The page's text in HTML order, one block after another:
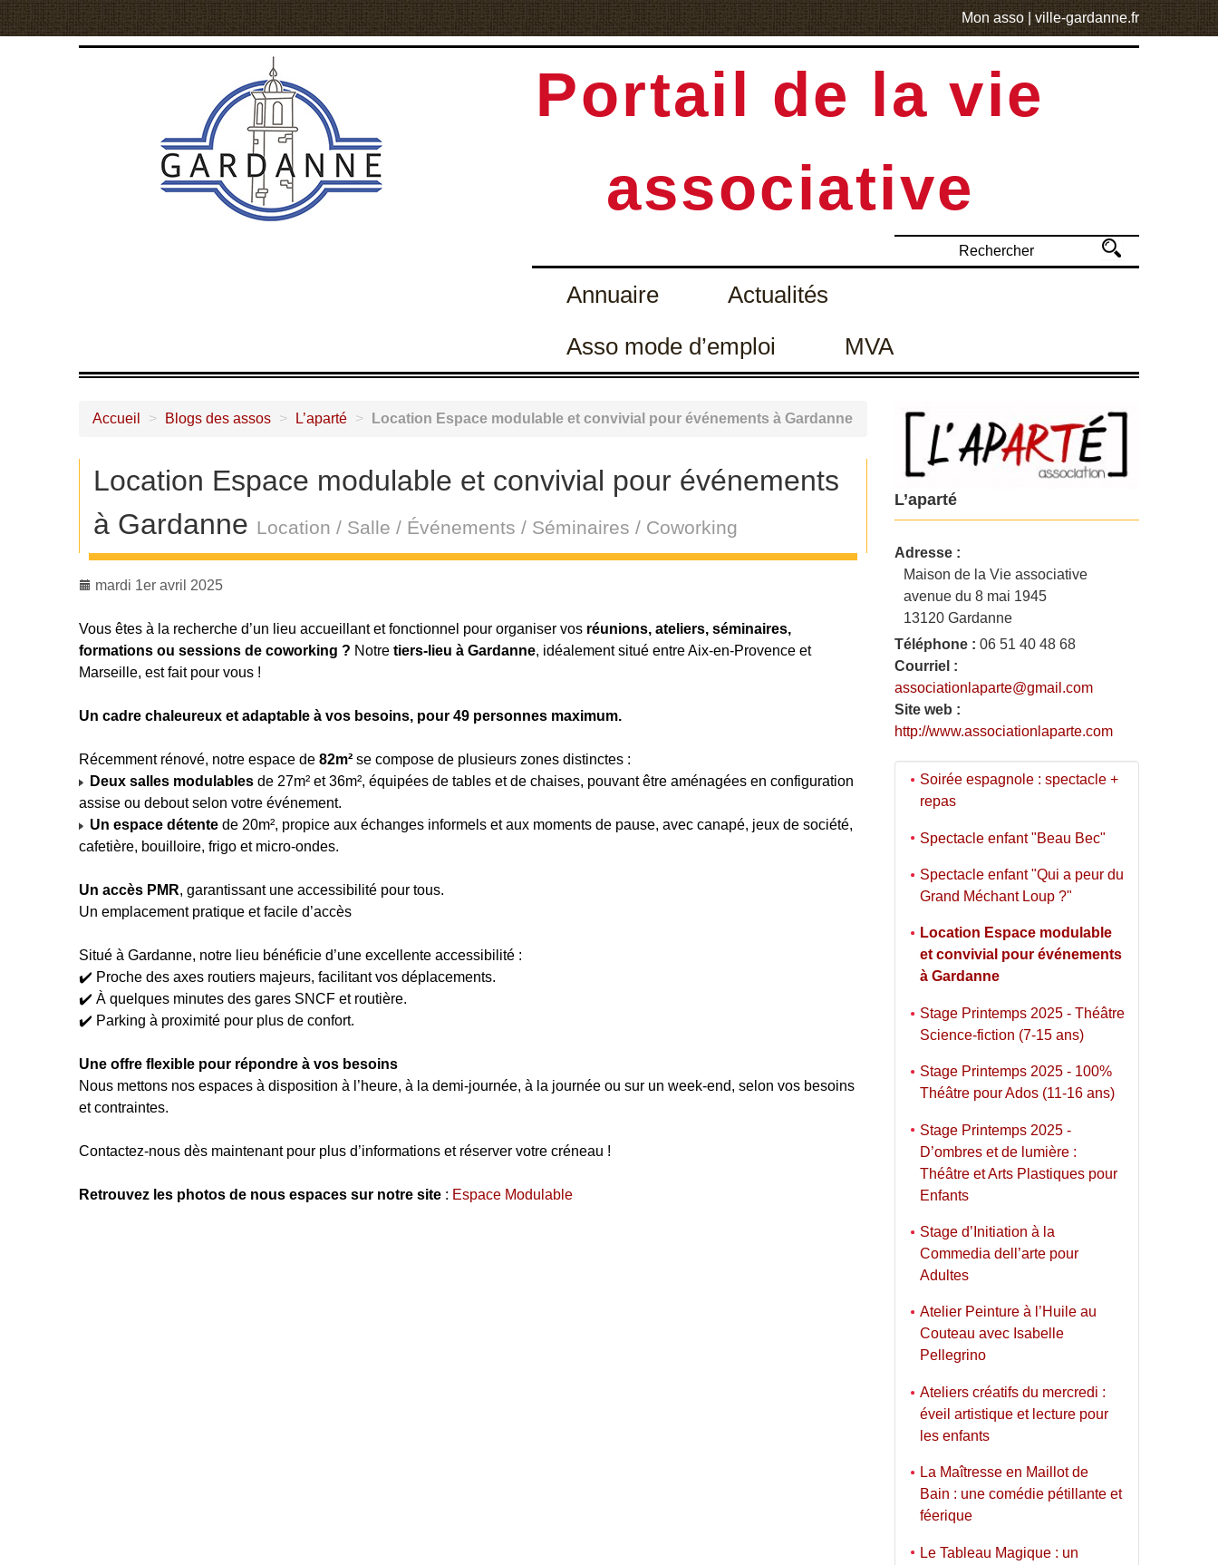
Mon asso| ville-gardanne.fr
Portail de la vie
associative
Annuaire Actualités
Asso mode d’emploi MVA
Accueil > Blogs des assos > L’aparté > Location Espace modulable et convivial pour événements à Gardanne
Location Espace modulable et convivial pour événements
à Gardanne Location / Salle / Événements / Séminaires / Coworking
mardi 1er avril 2025
Vous êtes à la recherche d’un lieu accueillant et fonctionnel pour organiser vos réunions, ateliers, séminaires,
formations ou sessions de coworking ? Notre tiers-lieu à Gardanne, idéalement situé entre Aix-en-Provence et
Marseille, est fait pour vous !
Un cadre chaleureux et adaptable à vos besoins, pour 49 personnes maximum.
Récemment rénové, notre espace de 82m² se compose de plusieurs zones distinctes :
Deux salles modulables de 27m² et 36m², équipées de tables et de chaises, pouvant être aménagées en configuration
assise ou debout selon votre événement.
Un espace détente de 20m², propice aux échanges informels et aux moments de pause, avec canapé, jeux de société,
cafetière, bouilloire, frigo et micro-ondes.
Un accès PMR, garantissant une accessibilité pour tous.
Un emplacement pratique et facile d’accès
Situé à Gardanne, notre lieu bénéficie d’une excellente accessibilité :
✔️ Proche des axes routiers majeurs, facilitant vos déplacements.
✔️ À quelques minutes des gares SNCF et routière.
✔️ Parking à proximité pour plus de confort.
Une offre flexible pour répondre à vos besoins
Nous mettons nos espaces à disposition à l’heure, à la demi-journée, à la journée ou sur un week-end, selon vos besoins
et contraintes.
Contactez-nous dès maintenant pour plus d’informations et réserver votre créneau !
Retrouvez les photos de nous espaces sur notre site : Espace Modulable
L’aparté
Adresse :
Maison de la Vie associative
avenue du 8 mai 1945
13120 Gardanne
Téléphone : 06 51 40 48 68
Courriel :
associationlaparte@gmail.com
Site web :
http://www.associationlaparte.com
Soirée espagnole : spectacle +
repas
Spectacle enfant "Beau Bec"
Spectacle enfant "Qui a peur du
Grand Méchant Loup ?"
Location Espace modulable
et convivial pour événements
à Gardanne
Stage Printemps 2025 - Théâtre
Science-fiction (7-15 ans)
Stage Printemps 2025 - 100%
Théâtre pour Ados (11-16 ans)
Stage Printemps 2025 -
D’ombres et de lumière :
Théâtre et Arts Plastiques pour
Enfants
Stage d’Initiation à la
Commedia dell’arte pour
Adultes
Atelier Peinture à l’Huile au
Couteau avec Isabelle
Pellegrino
Ateliers créatifs du mercredi :
éveil artistique et lecture pour
les enfants
La Maîtresse en Maillot de
Bain : une comédie pétillante et
féerique
Le Tableau Magique : un